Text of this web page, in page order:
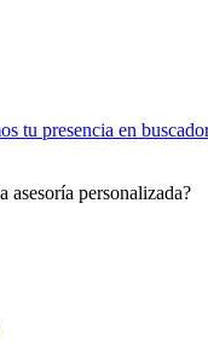
tu presencia en
asesoría personalizada?